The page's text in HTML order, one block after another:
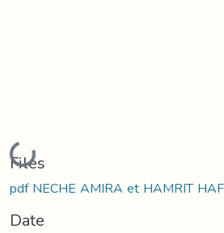
Loading...
Files
pdf NECHE AMIRA et HAMRIT
Date